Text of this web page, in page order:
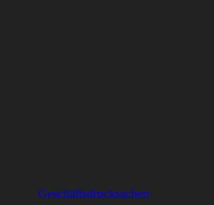
Geschäftsdrucksachen